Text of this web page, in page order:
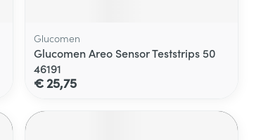
Glucomen
Glucomen Areo Sensor Teststrips 50
46191
€ 25,75